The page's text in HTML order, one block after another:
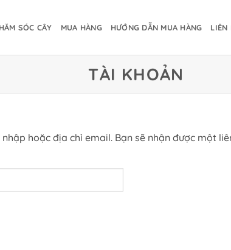
SÓC CÂY MUA HÀNG HƯỚNG DẪN MUA HÀNG LIÊN
TÀI KHOẢN
hoặc địa chỉ email. Bạn sẽ nhận được một